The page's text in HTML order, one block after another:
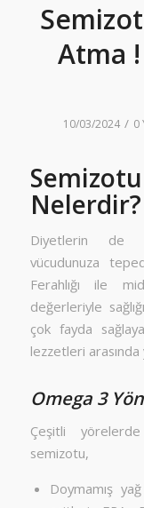
Atma
10/03/2024 / 0
Nelerdir?
Diyetlerin de
vücudunuza
Ferahlığı ile
değerleriyle
çok fayda
lezzetleri arasında
Omega 3
Çeşitli
semizotu,
Doymamış